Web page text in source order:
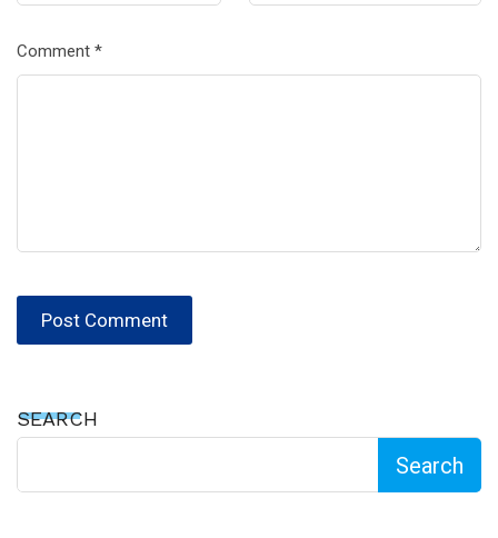
Comment *
SEARCH
Search